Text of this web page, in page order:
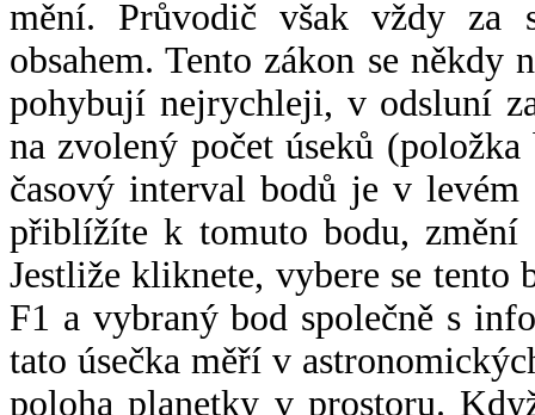
mění. Průvodič však vždy za
obsahem. Tento zákon se někdy
pohybují nejrychleji, v odsluní
na zvolený počet úseků
časový interval bodů je v
přiblížíte k tomuto bodu,
Jestliže kliknete, vybere se tento
F1 a vybraný bod společně s
tato úsečka měří v
poloha planetky v prostoru.